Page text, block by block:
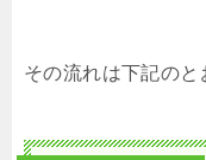
その流れは下記のと